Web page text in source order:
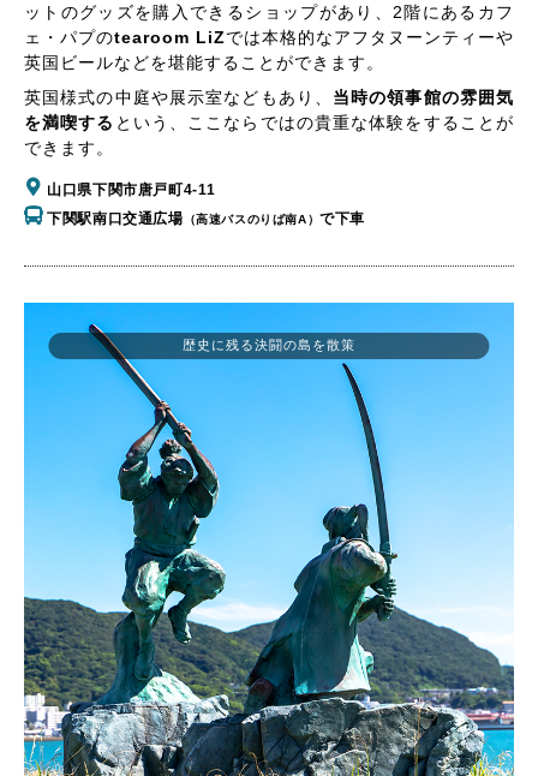
ットのグッズを購入できるショップがあり、2階にあるカフ
ェ・パプのtearoom LiZでは本格的なアフタヌーンティーや
英国ビールなどを堪能することができます。
英国様式の中庭や展示室などもあり、 当時の領事館の雰囲気
を満喫する という、ここならではの貴重な体験をすることが
できます。
山口県下関市唐戸町4-11
下関駅南口交通広場 （高速バスのりば南A）で下車
歴史に残る決闘の島を散策